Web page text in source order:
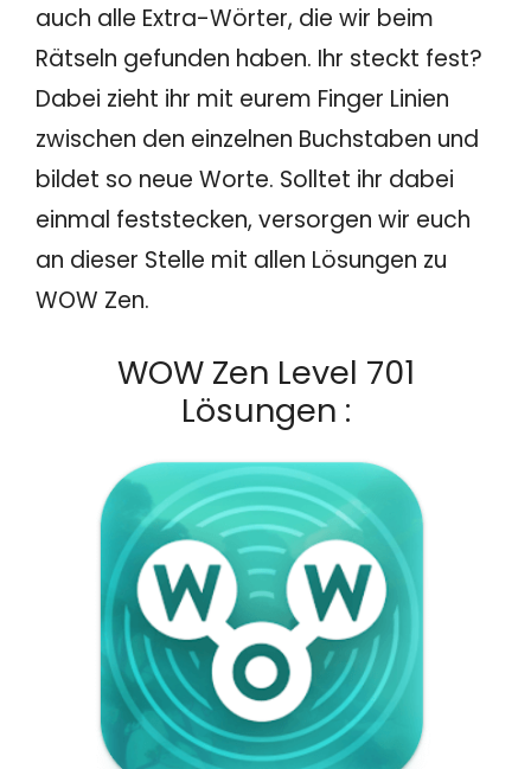
auch alle Extra-Wörter, die wir beim
Rätseln gefunden haben. Ihr steckt fest?
Dabei zieht ihr mit eurem Finger Linien
zwischen den einzelnen Buchstaben und
bildet so neue Worte. Solltet ihr dabei
einmal feststecken, versorgen wir euch
an dieser Stelle mit allen Lösungen zu
WOW Zen.
WOW Zen Level 701
Lösungen :